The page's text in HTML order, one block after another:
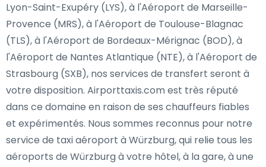
Lyon-Saint-Exupéry (LYS), à l'Aéroport de Marseille-
Provence (MRS), à l'Aéroport de Toulouse-Blagnac
(TLS), à l'Aéroport de Bordeaux-Mérignac (BOD), à
l'Aéroport de Nantes Atlantique (NTE), à l'Aéroport de
Strasbourg (SXB), nos services de transfert seront à
votre disposition. Airporttaxis.com est très réputé
dans ce domaine en raison de ses chauffeurs fiables
et expérimentés. Nous sommes reconnus pour notre
service de taxi aéroport à Würzburg, qui relie tous les
aéroports de Würzburg à votre hôtel, à la gare, à une